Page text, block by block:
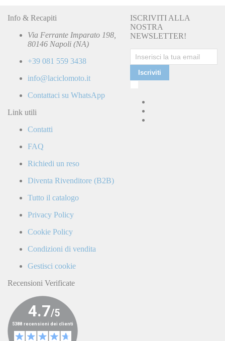
Info & Recapiti
Via Ferrante Imparato 198,
80146 Napoli (NA)
+39 081 559 3438
info@laciclomoto.it
Contattaci su WhatsApp
Link utili
Contatti
FAQ
Richiedi un reso
Diventa Rivenditore (B2B)
Tutto il catalogo
Privacy Policy
Cookie Policy
Condizioni di vendita
Gestisci cookie
Recensioni Verificate
ISCRIVITI ALLA
NOSTRA
NEWSLETTER!
Iscriviti
e
accetto
la